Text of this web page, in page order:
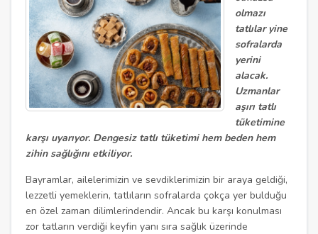
olmazı
tatlılar yine
sofralarda
yerini
alacak.
Uzmanlar
aşırı tatlı
tüketimine
karşı uyarıyor. Dengesiz tatlı tüketimi hem beden hem
zihin sağlığını etkiliyor.
Bayramlar, ailelerimizin ve sevdiklerimizin bir araya geldiği,
lezzetli yemeklerin, tatlıların sofralarda çokça yer bulduğu
en özel zaman dilimlerindendir. Ancak bu karşı konulması
zor tatların verdiği keyfin yanı sıra sağlık üzerinde